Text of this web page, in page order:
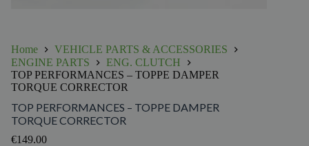
Home
VEHICLE PARTS & ACCESSORIES
ENGINE PARTS
ENG. CLUTCH
TOP PERFORMANCES – TOPPE DAMPER
TORQUE CORRECTOR
TOP PERFORMANCES – TOPPE DAMPER
TORQUE CORRECTOR
€149.00